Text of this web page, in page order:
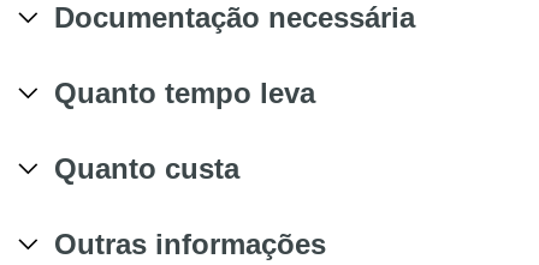
Documentação necessária
Quanto tempo leva
Quanto custa
Outras informações